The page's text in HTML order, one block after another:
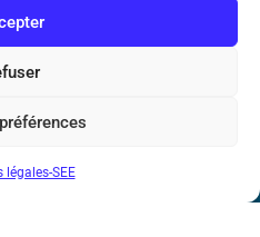
légales-SEE
d’André-
APE : 9412Z TVA intra-
232